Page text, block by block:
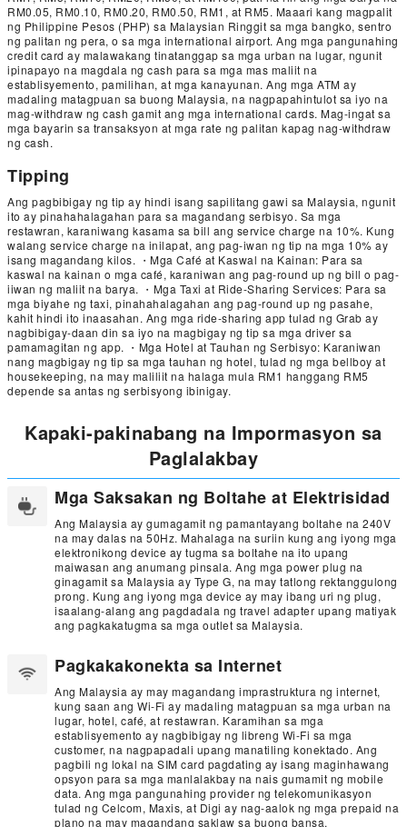
RM0.05, RM0.10, RM0.20, RM0.50, RM1, at RM5. Maaari kang magpalit
ng Philippine Pesos (PHP) sa Malaysian Ringgit sa mga bangko, sentro
ng palitan ng pera, o sa mga international airport. Ang mga pangunahing
credit card ay malawakang tinatanggap sa mga urban na lugar, ngunit
ipinapayo na magdala ng cash para sa mga mas maliit na
establisyemento, pamilihan, at mga kanayunan. Ang mga ATM ay
madaling matagpuan sa buong Malaysia, na nagpapahintulot sa iyo na
mag-withdraw ng cash gamit ang mga international cards. Mag-ingat sa
mga bayarin sa transaksyon at mga rate ng palitan kapag nag-withdraw
ng cash.
Tipping
Ang pagbibigay ng tip ay hindi isang sapilitang gawi sa Malaysia, ngunit
ito ay pinahahalagahan para sa magandang serbisyo. Sa mga
restawran, karaniwang kasama sa bill ang service charge na 10%. Kung
walang service charge na inilapat, ang pag-iwan ng tip na mga 10% ay
isang magandang kilos. ・Mga Café at Kaswal na Kainan: Para sa
kaswal na kainan o mga café, karaniwan ang pag-round up ng bill o pag-
iiwan ng maliit na barya. ・Mga Taxi at Ride-Sharing Services: Para sa
mga biyahe ng taxi, pinahahalagahan ang pag-round up ng pasahe,
kahit hindi ito inaasahan. Ang mga ride-sharing app tulad ng Grab ay
nagbibigay-daan din sa iyo na magbigay ng tip sa mga driver sa
pamamagitan ng app. ・Mga Hotel at Tauhan ng Serbisyo: Karaniwan
nang magbigay ng tip sa mga tauhan ng hotel, tulad ng mga bellboy at
housekeeping, na may maliliit na halaga mula RM1 hanggang RM5
depende sa antas ng serbisyong ibinigay.
Kapaki-pakinabang na Impormasyon sa
Paglalakbay
Mga Saksakan ng Boltahe at Elektrisidad
Ang Malaysia ay gumagamit ng pamantayang boltahe na 240V
na may dalas na 50Hz. Mahalaga na suriin kung ang iyong mga
elektronikong device ay tugma sa boltahe na ito upang
maiwasan ang anumang pinsala. Ang mga power plug na
ginagamit sa Malaysia ay Type G, na may tatlong rektanggulong
prong. Kung ang iyong mga device ay may ibang uri ng plug,
isaalang-alang ang pagdadala ng travel adapter upang matiyak
ang pagkakatugma sa mga outlet sa Malaysia.
Pagkakakonekta sa Internet
Ang Malaysia ay may magandang imprastruktura ng internet,
kung saan ang Wi-Fi ay madaling matagpuan sa mga urban na
lugar, hotel, café, at restawran. Karamihan sa mga
establisyemento ay nagbibigay ng libreng Wi-Fi sa mga
customer, na nagpapadali upang manatiling konektado. Ang
pagbili ng lokal na SIM card pagdating ay isang maginhawang
opsyon para sa mga manlalakbay na nais gumamit ng mobile
data. Ang mga pangunahing provider ng telekomunikasyon
tulad ng Celcom, Maxis, at Digi ay nag-aalok ng mga prepaid na
plano na may magandang saklaw sa buong bansa.